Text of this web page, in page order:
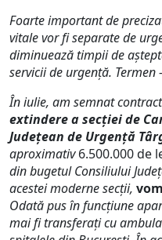
Foarte important de
vitale vor fi separate de
diminuează timpii de
servicii de urgență.
În iulie, am semnat
extindere a secției de
Județean de Urgență
aproximativ6.500.000 de
din bugetul Consiliului
acestei moderne secții,
Odată pus în funcțiune
mai fi transferați cu